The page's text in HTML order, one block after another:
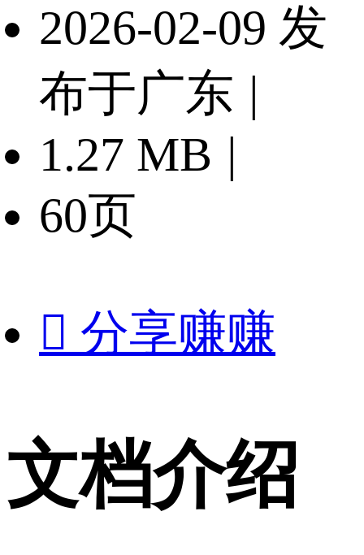
2026-02-09 发
布于广东 |
1.27 MB |
60页
 分享赚赚
文档介绍